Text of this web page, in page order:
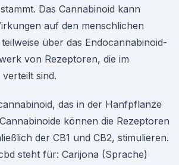
Das Cannabinoid kann
auf den menschlichen
über das Endocannabinoid-
von Rezeptoren, die im
sind.
das in der Hanfpflanze
können die Rezeptoren
der CB1 und CB2, stimulieren.
steht für: Carijona (Sprache)